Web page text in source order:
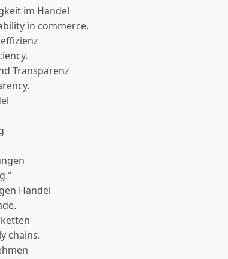
im Handel
in commerce.
Transparenz
Handel
chains.